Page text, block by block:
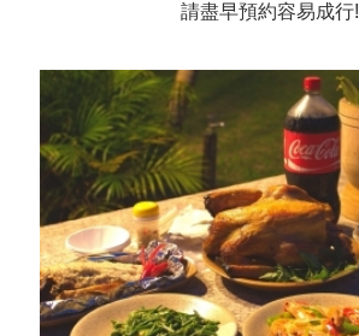
請盡早預約容易成行!